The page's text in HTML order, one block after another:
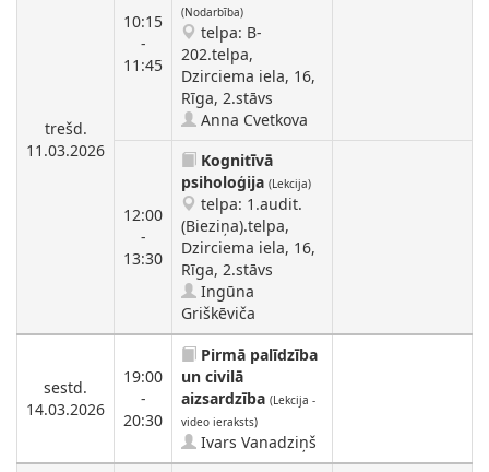
trešd.
11.03.2026
10:15
-
11:45
(Nodarbība)
telpa: B-
202.telpa,
Dzirciema iela, 16,
Rīga, 2.stāvs
Anna Cvetkova
12:00
-
13:30
Kognitīvā
psiholoģija (Lekcija)
telpa: 1.audit.
(Bieziņa).telpa,
Dzirciema iela, 16,
Rīga, 2.stāvs
Ingūna
Griškēviča
sestd.
14.03.2026
19:00
-
20:30
Pirmā palīdzība
un civilā
aizsardzība (Lekcija -
video ieraksts)
Ivars Vanadziņš